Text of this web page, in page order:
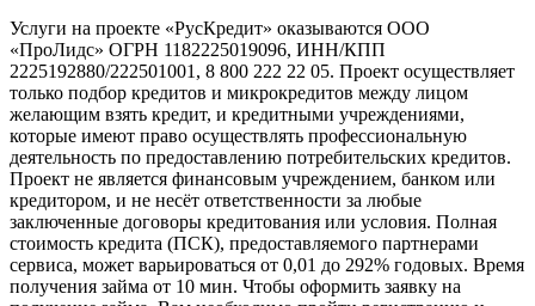
Услуги на проекте «РусКредит» оказываются ООО
«ПроЛидс» ОГРН 1182225019096, ИНН/КПП
2225192880/222501001, 8 800 222 22 05. Проект осуществляет
только подбор кредитов и микрокредитов между лицом
желающим взять кредит, и кредитными учреждениями,
которые имеют право осуществлять профессиональную
деятельность по предоставлению потребительских кредитов.
Проект не является финансовым учреждением, банком или
кредитором, и не несёт ответственности за любые
заключенные договоры кредитования или условия. Полная
стоимость кредита (ПСК), предоставляемого партнерами
сервиса, может варьироваться от 0,01 до 292% годовых. Время
получения займа от 10 мин. Чтобы оформить заявку на